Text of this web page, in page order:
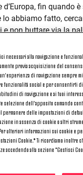
fin quando
lo abbiamo fatto,
e non buttare via la
sono giocatori che
sera ci sono state tante
avremmo
più di pazienza.
di giorni e poi
è si avvicina»
bene, assorbendo
ho visto una grande
necessari alla navigazione e
previa acquisizione del
di navigazione sempre
funzionalità social e per consentirti
di navigazione e ai tuoi
selezione dell’apposito comando
permanere delle impostazioni di
in assenza di cookie o altri
ulteriori informazioni sui cookie e
Cookie.* Ti ricordiamo inoltre
accedendo alla sezione "Gestisci